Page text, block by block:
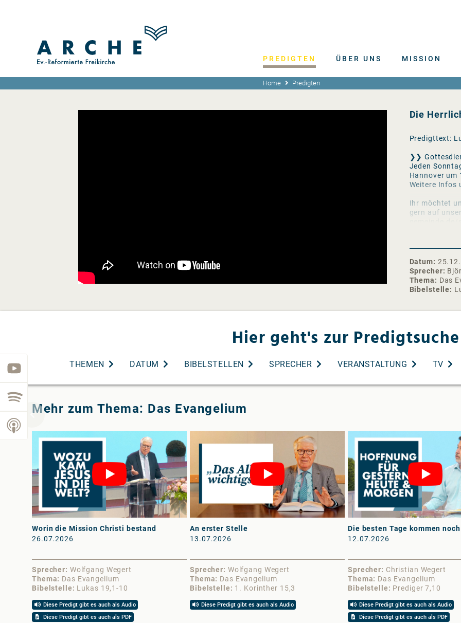
PREDIGTEN ÜBER UNS MISSION
Home Predigten
Die
Predigttext:
❯❯
Jeden
Hannover um
Weitere Infos
Ihr möchtet
gern auf
https://
Instagram:
Facebook:
Spotify:
https://
uns/neu-hier/
Datum
Sprecher
Thema
Das
Bibelstelle
Hier geht's zur Predigtsuche
THEMEN DATUM BIBELSTELLEN SPRECHER VERANSTALTUNG TV
Mehr zum Thema: Das Evangelium
Worin die Mission Christi bestand
26.07.2026
Sprecher
Wolfgang Wegert
Thema
Das Evangelium
Bibelstelle
Lukas 19,1-10
Diese Predigt gibt es auch als Audio
Diese Predigt gibt es auch als PDF
An erster Stelle
13.07.2026
Sprecher
Wolfgang Wegert
Thema
Das Evangelium
Bibelstelle
1. Korinther 15,3
Diese Predigt gibt es auch als Audio
Die besten Tage kommen noch
12.07.2026
Sprecher
Christian Wegert
Thema
Das Evangelium
Bibelstelle
Prediger 7,10
Diese Predigt gibt es auch als Audio
Diese Predigt gibt es auch als PDF